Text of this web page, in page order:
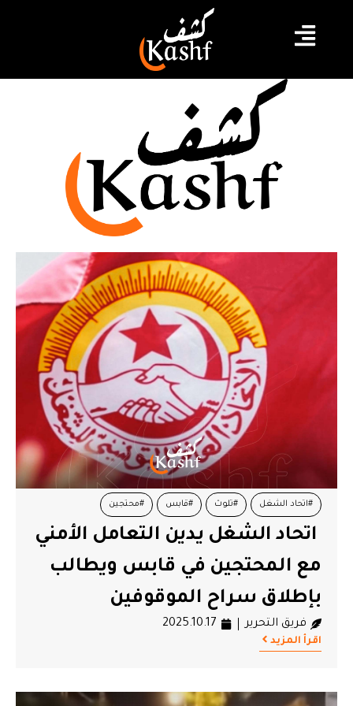
محتجين
#اتحاد الشغل #تلوث #قابس #محتجين
اتحاد الشغل يدين التعامل الأمني
مع المحتجين في قابس ويطالب
بإطلاق سراح الموقوفين
فريق التحرير 2025.10.17
اقرأ المزيد